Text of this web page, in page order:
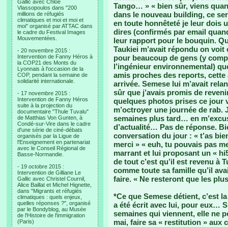
Gallic avec Chloé
Vlassopoulos dans "200
millions de réfugiés
climatiques et moi et moi et
moi" organisé par ATTAC dans
le cadre du Festival Images
Mouvementées.
- 20 novembre 2015 :
Intervention de Fanny Héros à
la COP21 des Monts du
Lyonnais à l'occasion de la
COP, pendant la semaine de
solidarité internationale.
- 17 novembre 2015 :
Intervention de Fanny Héros
suite à la projection du
documentaire "Thule Tuvalu"
de Matthias Von Gunten, à
Condé-sur-Vire dans le cadre
d'une série de ciné-débats
organisés par la Ligue de
l'Enseignement en partenariat
avec le Conseil Régional de
Basse-Normandie.
- 19 octobre 2015 :
Intervention de Gilliane Le
Gallic avec Christel Cournil,
Alice Baillat et Michel Hignette,
dans "Migrants et réfugiés
climatiques : quels enjeux,
quelles réponses ?", organisé
par le Bondyblog, au Musée
de l'Histoire de l'immigration
(Paris)
Tango… » « bien sûr, viens
dans le nouveau building, ce
en toute honnêteté je leur dois
dires (confirmés par email
leur rapport pour le bouquin.
Taukiei m’avait répondu on
pour beaucoup de gens (y
l’ingénieur environnemental)
amis proches des reports, cette
arrivée. Semese lui m’avait
sûr que j’avais promis de
quelques photos prises ce jour
m’octroyer une journée de rab.
semaines plus tard… en
d’actualité… Pas de réponse.
conversation du jour : « t’as
merci » « euh, tu pouvais pas
marrant et lui proposant un «
de tout c’est qu’il est revenu à
comme toute sa famille qu’il
faire. « Ne resteront que les
*Ce que Semese détient, c’est
a été écrit avec lui, pour eux…
semaines qui viennent, elle ne
mai, faire sa « restitution » aux